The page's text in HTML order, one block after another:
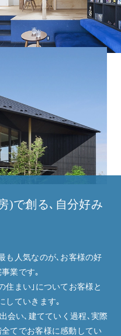
)で創る､自分好み
も人気なのが､お客様の好
業です｡
住まい｣についてお客様と
していきます｡
会い､建てていく過程､実際
てでお客様に感動してい